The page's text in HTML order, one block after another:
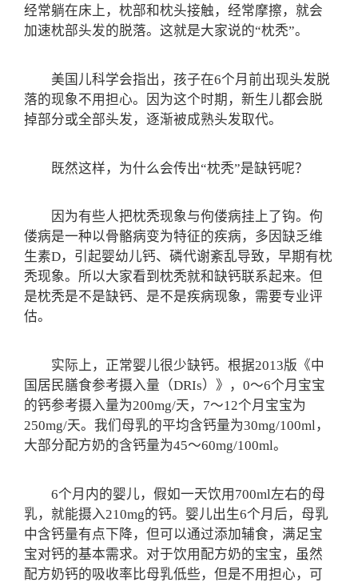
经常躺在床上，枕部和枕头接触，经常摩擦，就会
加速枕部头发的脱落。这就是大家说的“枕秃”。
美国儿科学会指出，孩子在6个月前出现头发脱
落的现象不用担心。因为这个时期，新生儿都会脱
掉部分或全部头发，逐渐被成熟头发取代。
既然这样，为什么会传出“枕秃”是缺钙呢？
因为有些人把枕秃现象与佝偻病挂上了钩。佝
偻病是一种以骨骼病变为特征的疾病，多因缺乏维
生素D，引起婴幼儿钙、磷代谢紊乱导致，早期有枕
秃现象。所以大家看到枕秃就和缺钙联系起来。但
是枕秃是不是缺钙、是不是疾病现象，需要专业评
估。
实际上，正常婴儿很少缺钙。根据2013版《中
国居民膳食参考摄入量（DRIs）》，0～6个月宝宝
的钙参考摄入量为200mg/天，7～12个月宝宝为
250mg/天。我们母乳的平均含钙量为30mg/100ml，
大部分配方奶的含钙量为45～60mg/100ml。
6个月内的婴儿，假如一天饮用700ml左右的母
乳，就能摄入210mg的钙。婴儿出生6个月后，母乳
中含钙量有点下降，但可以通过添加辅食，满足宝
宝对钙的基本需求。对于饮用配方奶的宝宝，虽然
配方奶钙的吸收率比母乳低些，但是不用担心，可